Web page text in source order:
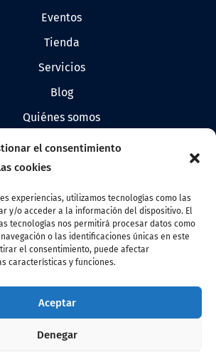
el consentimiento
cookies
experiencias, utilizamos tecnologías como las
y/o acceder a la información del dispositivo. El
tecnologías nos permitirá procesar datos como
o las identificaciones únicas en este
el consentimiento, puede afectar
características y funciones.
Aceptar
Denegar
eventos
tienda
servicios
blog
quiénes somos
logos de allandestars
Contacto
Facebook
Instagram
Linkedin